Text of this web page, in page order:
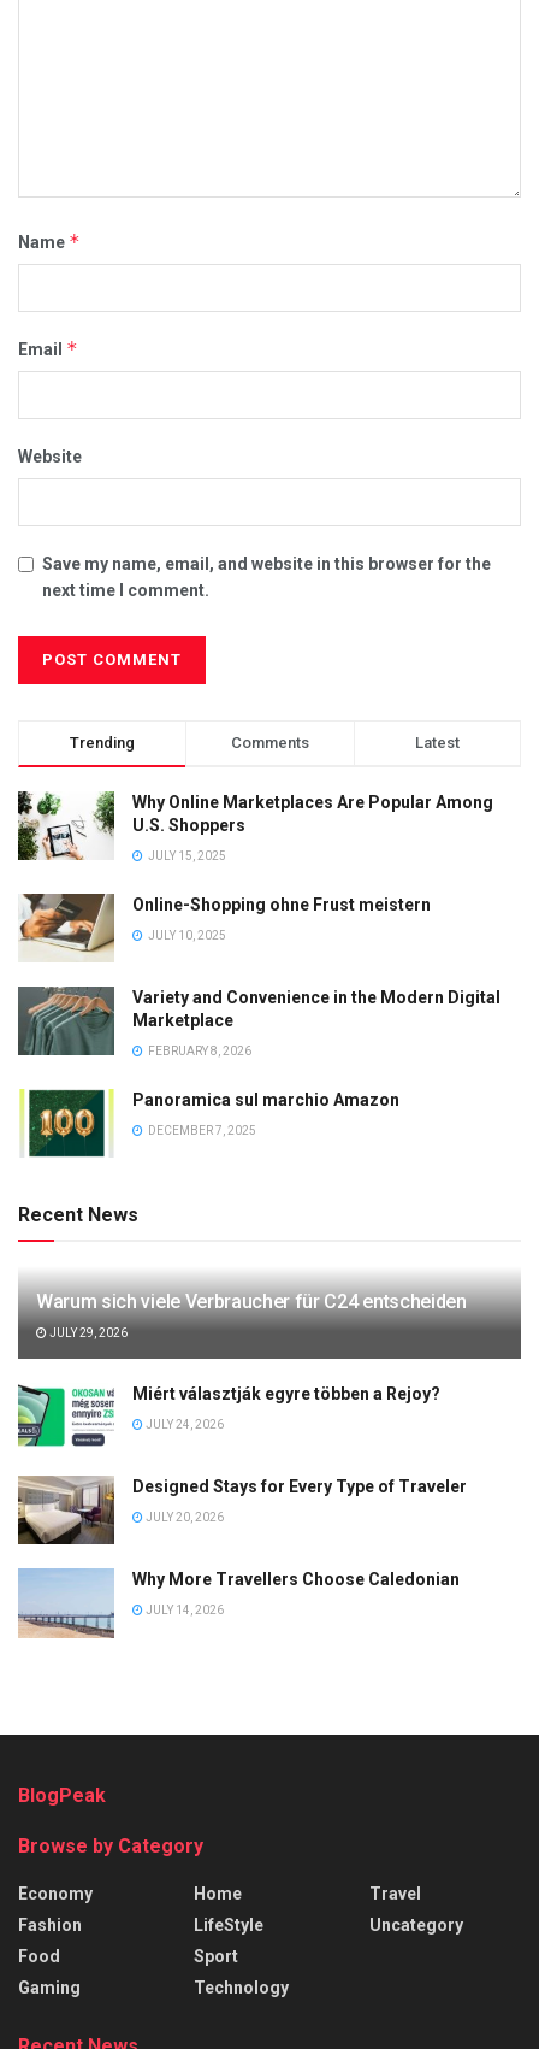
Name *
Email *
Website
Save my name, email, and website in this browser for the
next time I comment.
Trending Comments Latest
Why Online Marketplaces Are Popular Among
U.S. Shoppers
JULY 15, 2025
Online-Shopping ohne Frust meistern
JULY 10, 2025
Variety and Convenience in the Modern Digital
Marketplace
FEBRUARY 8, 2026
Panoramica sul marchio Amazon
DECEMBER 7, 2025
Recent News
Warum sich viele Verbraucher für C24 entscheiden
JULY 29, 2026
Miért választják egyre többen a Rejoy?
JULY 24, 2026
Designed Stays for Every Type of Traveler
JULY 20, 2026
Why More Travellers Choose Caledonian
JULY 14, 2026
BlogPeak
Browse by Category
Economy
Fashion
Food
Gaming
Home
LifeStyle
Sport
Technology
Travel
Uncategory